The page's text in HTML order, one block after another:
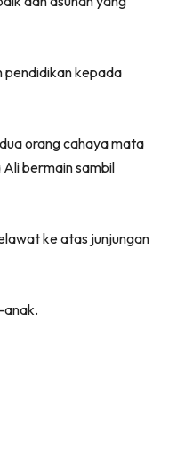
pendidikan kepada
orang cahaya mata
bermain sambil
ke atas junjungan
anak.